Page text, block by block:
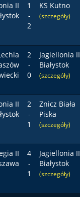
II
1
-
2
KS Kutno
(szczegóły)
2
-
0
Jagiellonia II
Białystok
(szczegóły)
II
2
-
1
Znicz Biała
Piska
(szczegóły)
II
4
-
1
Jagiellonia II
Białystok
(szczegóły)